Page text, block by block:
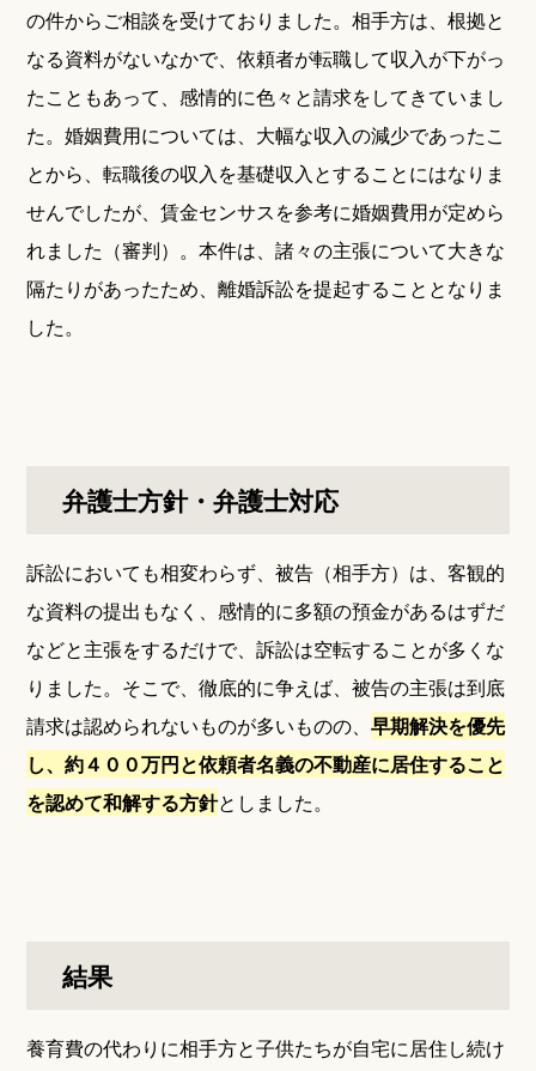
の件からご相談を受けておりました。相手方は、根拠と
なる資料がないなかで、依頼者が転職して収入が下がっ
たこともあって、感情的に色々と請求をしてきていまし
た。婚姻費用については、大幅な収入の減少であったこ
とから、転職後の収入を基礎収入とすることにはなりま
せんでしたが、賃金センサスを参考に婚姻費用が定めら
れました（審判）。本件は、諸々の主張について大きな
隔たりがあったため、離婚訴訟を提起することとなりま
した。
弁護士方針・弁護士対応
訴訟においても相変わらず、被告（相手方）は、客観的
な資料の提出もなく、感情的に多額の預金があるはずだ
などと主張をするだけで、訴訟は空転することが多くな
りました。そこで、徹底的に争えば、被告の主張は到底
請求は認められないものが多いものの、早期解決を優先
し、約４００万円と依頼者名義の不動産に居住すること
を認めて和解する方針としました。
結果
養育費の代わりに相手方と子供たちが自宅に居住し続け